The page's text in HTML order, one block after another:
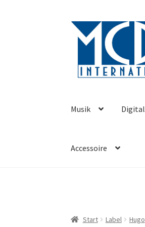
Zur
Navigation
Zum
Inhalt
Musik Digital
Accessoire
Start Label Hugo